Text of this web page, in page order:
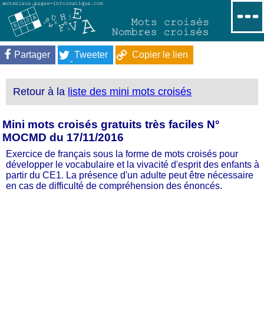
Partager Tweeter Copier le lien
Retour à la liste des mini mots croisés
Mini mots croisés gratuits très faciles N°
MOCMD du 17/11/2016
Exercice de français sous la forme de mots croisés pour
développer le vocabulaire et la vivacité d'esprit des enfants à
partir du CE1. La présence d'un adulte peut être nécessaire
en cas de difficulté de compréhension des énoncés.